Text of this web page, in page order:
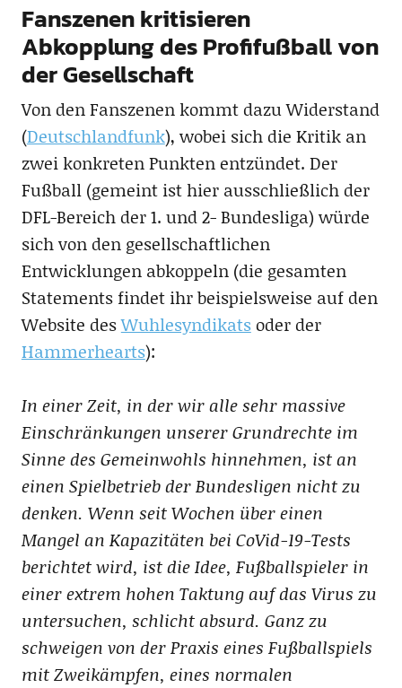
Fanszenen kritisieren
Abkopplung des Profifußball von
der Gesellschaft
Von den Fanszenen kommt dazu Widerstand
(Deutschlandfunk), wobei sich die Kritik an
zwei konkreten Punkten entzündet. Der
Fußball (gemeint ist hier ausschließlich der
DFL-Bereich der 1. und 2- Bundesliga) würde
sich von den gesellschaftlichen
Entwicklungen abkoppeln (die gesamten
Statements findet ihr beispielsweise auf den
Website desWuhlesyndikatsoder der
Hammerhearts):
In einer Zeit, in der wir alle sehr massive
Einschränkungen unserer Grundrechte im
Sinne des Gemeinwohls hinnehmen, ist an
einen Spielbetrieb der Bundesligen nicht zu
denken. Wenn seit Wochen über einen
Mangel an Kapazitäten bei CoVid-19-Tests
berichtet wird, ist die Idee, Fußballspieler in
einer extrem hohen Taktung auf das Virus zu
untersuchen, schlicht absurd. Ganz zu
schweigen von der Praxis eines Fußballspiels
mit Zweikämpfen, eines normalen